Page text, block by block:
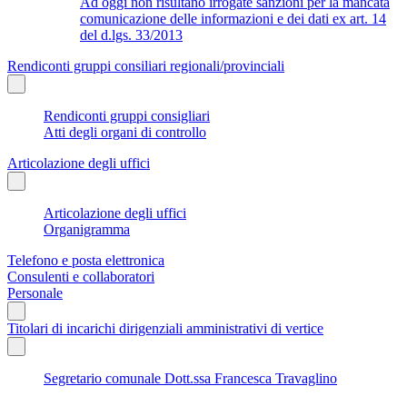
comunicazione delle informazioni e dei dati ex art. 14
del d.lgs. 33/2013
Rendiconti gruppi consiliari regionali/provinciali
Rendiconti gruppi consigliari
Atti degli organi di controllo
Articolazione degli uffici
Articolazione degli uffici
Organigramma
Telefono e posta elettronica
Consulenti e collaboratori
Personale
Titolari di incarichi dirigenziali amministrativi di vertice
Segretario comunale Dott.ssa Francesca Travaglino